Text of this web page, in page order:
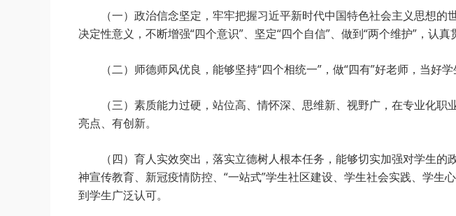
（一）政治信念坚定，牢牢把握习近平新时代中国特色社会主义思想
决定性意义，不断增强“四个意识”、坚定“四个自信”、做到“两个维护”，认
（二）师德师风优良，能够坚持“四个相统一”，做“四有”好老师，当好
（三）素质能力过硬，站位高、情怀深、思维新、视野广，在专业化
亮点、有创新。
（四）育人实效突出，落实立德树人根本任务，能够切实加强对学生
神宣传教育、新冠疫情防控、“一站式”学生社区建设、学生社会实践、学
到学生广泛认可。